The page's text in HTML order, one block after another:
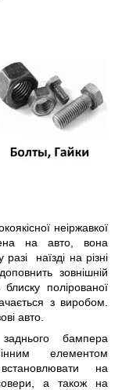
неіржавкої
на авто, вона
наїзді на різні
зовнішній
полірованої
з виробом.
авто.
бампера
елементом
на
а також на